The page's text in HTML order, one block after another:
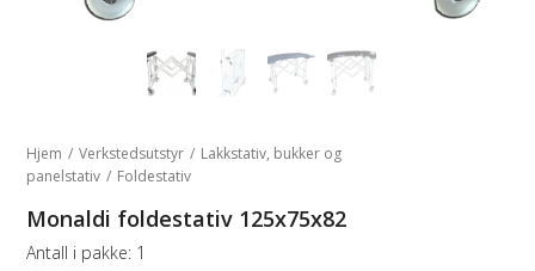
Hjem / Verkstedsutstyr / Lakkstativ, bukker og
panelstativ / Foldestativ
Monaldi foldestativ 125x75x82
Antall i pakke: 1